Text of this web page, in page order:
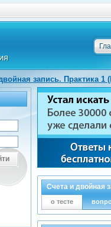
запись. Практика 1
Счета и двойная
о тесте